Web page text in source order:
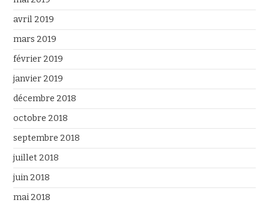
avril 2019
mars 2019
février 2019
janvier 2019
décembre 2018
octobre 2018
septembre 2018
juillet 2018
juin 2018
mai 2018